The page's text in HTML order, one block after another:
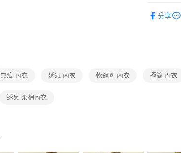
■ 集中包覆
分享
無痕 內衣 透氣 內衣 軟鋼圈 內衣 極簡 內衣
透氣 柔棉內衣